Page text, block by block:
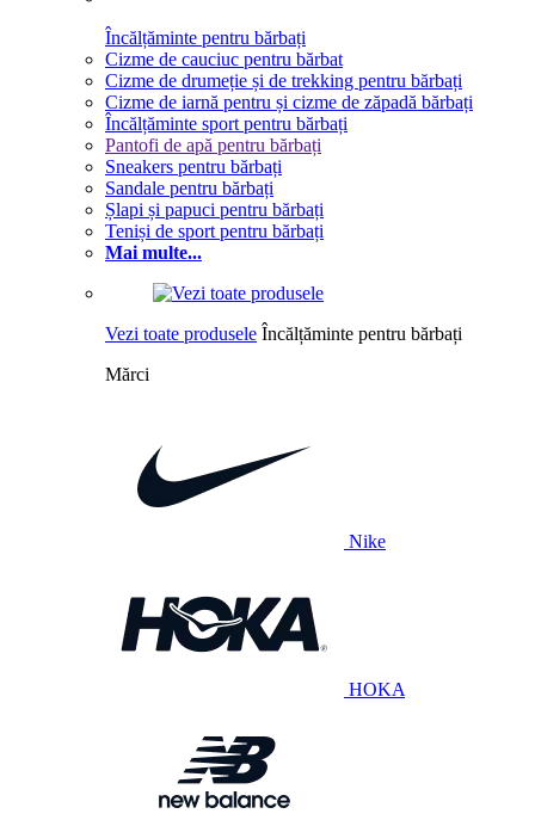
Încălțăminte pentru bărbați
Cizme de cauciuc pentru bărbat
Cizme de drumeție și de trekking pentru bărbați
Cizme de iarnă pentru și cizme de zăpadă bărbați
Încălțăminte sport pentru bărbați
Pantofi de apă pentru bărbați
Sneakers pentru bărbați
Sandale pentru bărbați
Șlapi și papuci pentru bărbați
Teniși de sport pentru bărbați
Mai multe...
Vezi toate produsele Încălțăminte pentru bărbați
Mărci
Nike
HOKA